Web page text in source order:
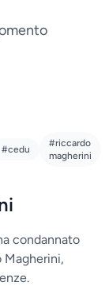
#cedu
#riccardo
magherini
condannato
Magherini,